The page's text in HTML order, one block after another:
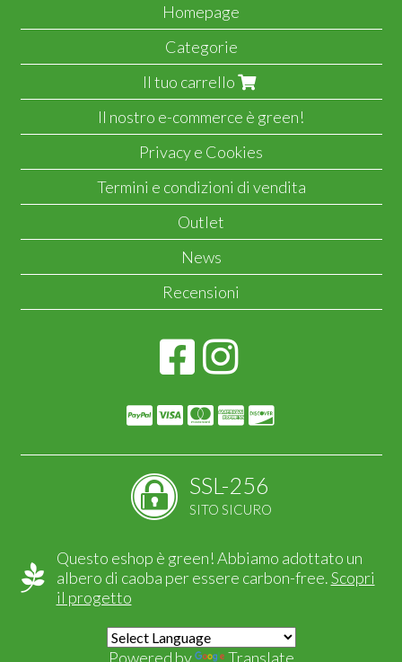
Homepage
Categorie
Il tuo carrello
Il nostro e-commerce è green!
Privacy e Cookies
Termini e condizioni di vendita
Outlet
News
Recensioni
SSL-256
SITO SICURO
Questo eshop è green! Abbiamo adottato un
albero di caoba per essere carbon-free.Scopri
il progetto
Powered by Translate